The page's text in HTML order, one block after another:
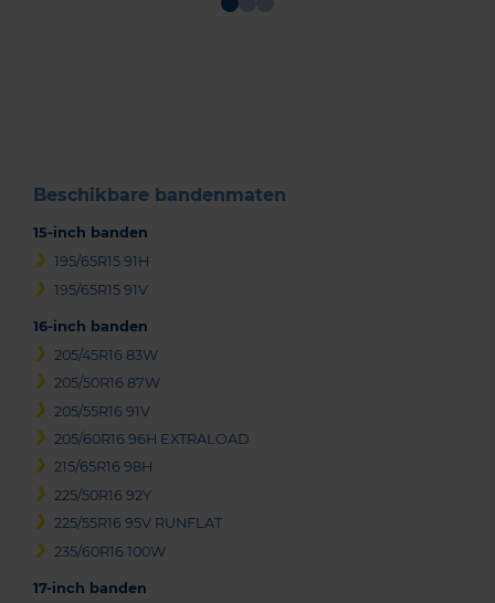
Beschikbare bandenmaten
15-inch banden
195/65R15 91H
195/65R15 91V
16-inch banden
205/45R16 83W
205/50R16 87W
205/55R16 91V
205/60R16 96H EXTRALOAD
215/65R16 98H
225/50R16 92Y
225/55R16 95V RUNFLAT
235/60R16 100W
17-inch banden